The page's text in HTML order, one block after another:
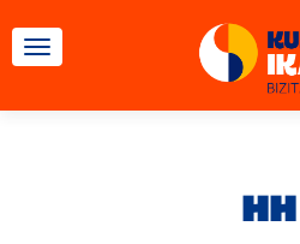
TOGGLE NAVIGATION
HH